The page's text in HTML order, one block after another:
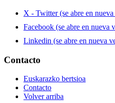
X - Twitter (se abre en nueva
Facebook (se abre en nueva
Linkedin (se abre en nueva
Contacto
Euskarazko bertsioa
Contacto
Volver arriba